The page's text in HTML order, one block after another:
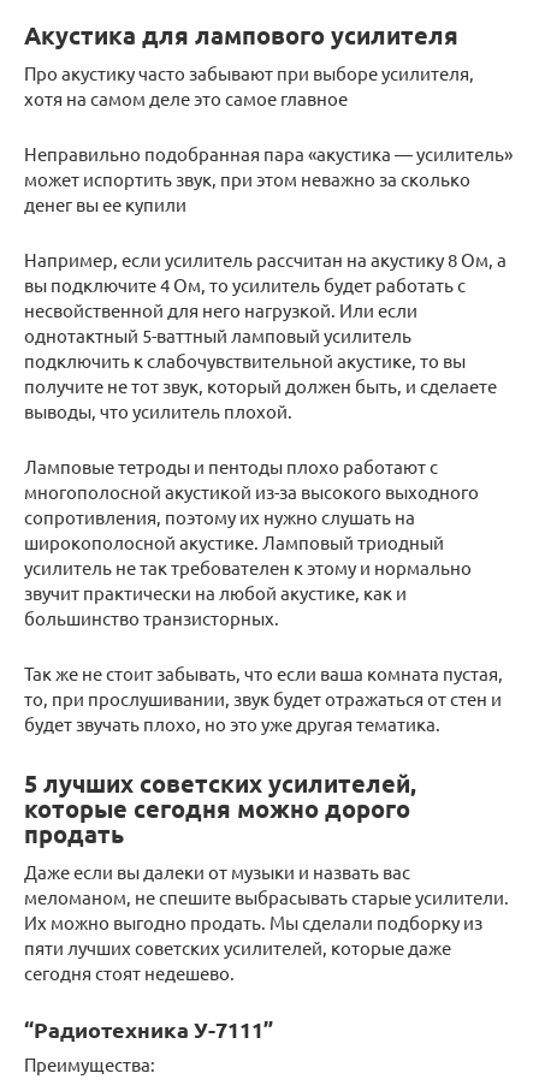
Акустика для лампового усилителя
Про акустику часто забывают при выборе усилителя,
хотя на самом деле это самое главное
Неправильно подобранная пара «акустика — усилитель»
может испортить звук, при этом неважно за сколько
денег вы ее купили
Например, если усилитель рассчитан на акустику 8 Ом, а
вы подключите 4 Ом, то усилитель будет работать с
несвойственной для него нагрузкой. Или если
однотактный 5-ваттный ламповый усилитель
подключить к слабочувствительной акустике, то вы
получите не тот звук, который должен быть, и сделаете
выводы, что усилитель плохой.
Ламповые тетроды и пентоды плохо работают с
многополосной акустикой из-за высокого выходного
сопротивления, поэтому их нужно слушать на
широкополосной акустике. Ламповый триодный
усилитель не так требователен к этому и нормально
звучит практически на любой акустике, как и
большинство транзисторных.
Так же не стоит забывать, что если ваша комната пустая,
то, при прослушивании, звук будет отражаться от стен и
будет звучать плохо, но это уже другая тематика.
5 лучших советских усилителей,
которые сегодня можно дорого
продать
Даже если вы далеки от музыки и назвать вас
меломаном, не спешите выбрасывать старые усилители.
Их можно выгодно продать. Мы сделали подборку из
пяти лучших советских усилителей, которые даже
сегодня стоят недешево.
“Радиотехника У-7111”
Преимущества: